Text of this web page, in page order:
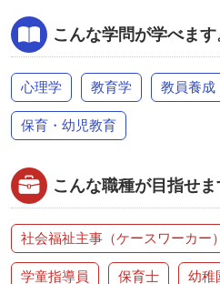
こんな学問が学べます
心理学 教育学 教員養成
保育・幼児教育
こんな職種が目指せま
社会福祉主事（ケースワーカー）
学童指導員 保育士 幼稚